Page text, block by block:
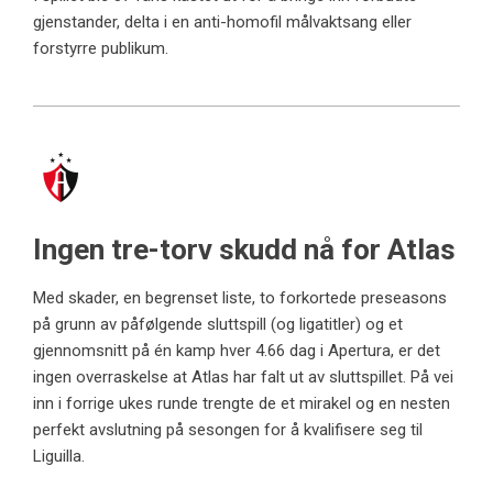
gjenstander, delta i en anti-homofil målvaktsang eller
forstyrre publikum.
Ingen tre-torv skudd nå for Atlas
Med skader, en begrenset liste, to forkortede preseasons
på grunn av påfølgende sluttspill (og ligatitler) og et
gjennomsnitt på én kamp hver 4.66 dag i Apertura, er det
ingen overraskelse at Atlas har falt ut av sluttspillet. På vei
inn i forrige ukes runde trengte de et mirakel og en nesten
perfekt avslutning på sesongen for å kvalifisere seg til
Liguilla.